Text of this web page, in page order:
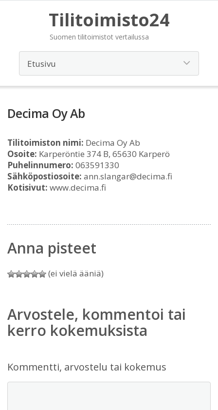
Tilitoimisto24
Suomen tilitoimistot vertailussa
Decima Oy Ab
Tilitoimiston nimi: Decima Oy Ab
Osoite: Karperöntie 374 B, 65630 Karperö
Puhelinnumero: 063591330
Sähköpostiosoite: ann.slangar@decima.fi
Kotisivut: www.decima.fi
Anna pisteet
(ei vielä ääniä)
Arvostele, kommentoi tai
kerro kokemuksista
Kommentti, arvostelu tai kokemus